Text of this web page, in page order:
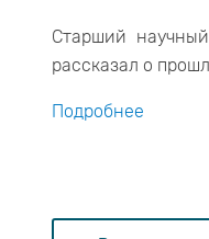
Старший
рассказал о
Подробнее